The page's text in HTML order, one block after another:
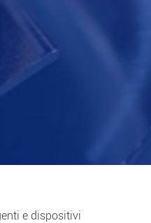
e dispositivi